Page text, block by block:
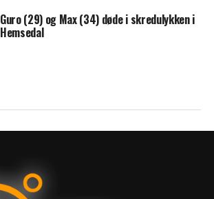
Guro (29) og Max (34) døde i skredulykken i
Hemsedal